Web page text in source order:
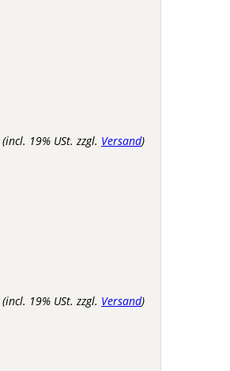
(incl. 19% USt. zzgl. Versand)
(incl. 19% USt. zzgl. Versand)